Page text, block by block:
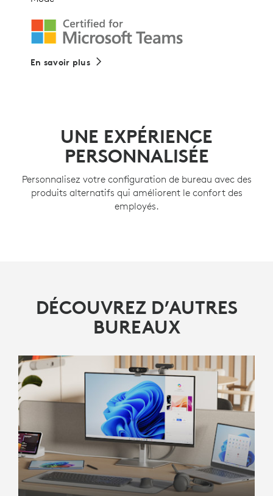
En savoir plus
UNE EXPÉRIENCE
PERSONNALISÉE
Personnalisez votre configuration de bureau avec des
produits alternatifs qui améliorent le confort des
employés.
DÉCOUVREZ D’AUTRES
BUREAUX